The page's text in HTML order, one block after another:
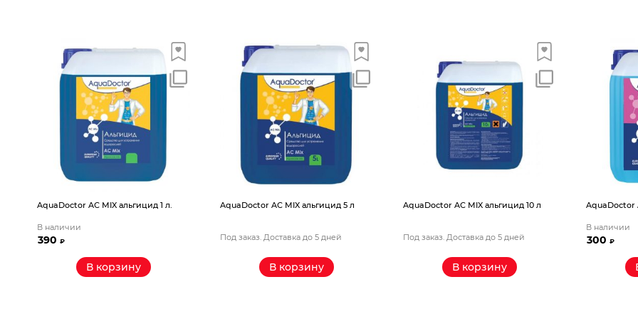
AquaDoctor AС MIX альгицид 1 л.
В наличии
390₽
В корзину
AquaDoctor AС MIX альгицид 5 л
Под заказ. Доставка до 5 дней
В корзину
AquaDoctor AС MIX альгицид 10 л
Под заказ. Доставка до 5 дней
В корзину
AquaDoctor
В наличии
300₽